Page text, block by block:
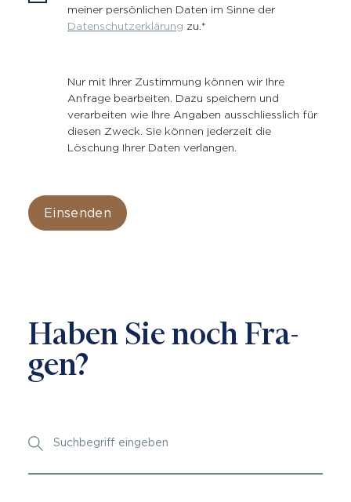
meiner persönlichen Daten im Sinne der
Datenschutzerklärung zu.*
Nur mit Ihrer Zustimmung können wir Ihre
Anfrage bearbeiten. Dazu speichern und
verarbeiten wie Ihre Angaben ausschliesslich für
diesen Zweck. Sie können jederzeit die
Löschung Ihrer Daten verlangen.
Ha­ben Sie noch Fra­
gen?